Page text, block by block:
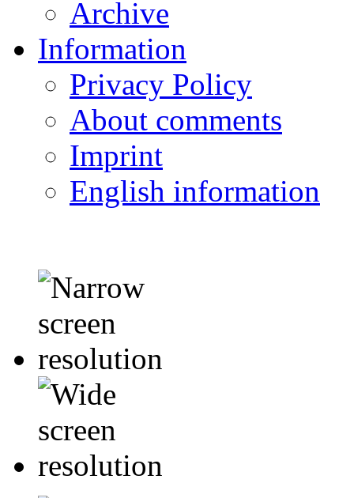
Archive
Information
Privacy Policy
About comments
Imprint
English information